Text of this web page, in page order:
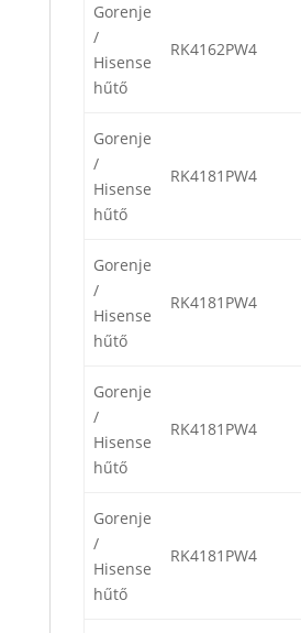
Gorenje
/
Hisense
hűtő
RK4162PW4
Gorenje
/
Hisense
hűtő
RK4181PW4
Gorenje
/
Hisense
hűtő
RK4181PW4
Gorenje
/
Hisense
hűtő
RK4181PW4
Gorenje
/
Hisense
hűtő
RK4181PW4